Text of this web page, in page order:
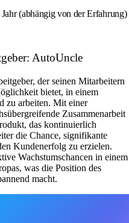
(abhängig von der Erfahrung)
AutoUncle
der seinen Mitarbeitern
bietet, in einem
zu arbeiten. Mit einer
Zusammenarbeit
das kontinuierlich
die Chance, signifikante
Kundenerfolg zu erzielen.
Wachstumschancen in einem
was die Position des
macht.